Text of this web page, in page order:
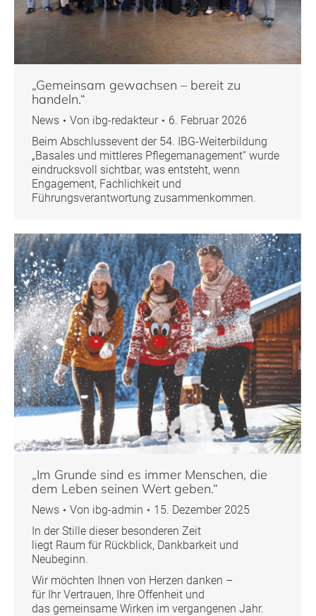
„Gemeinsam gewachsen – bereit zu
handeln.“
News Von ibg-redakteur
6. Februar 2026
Beim Abschlussevent der 54. IBG-Weiterbildung
„Basales und mittleres Pflegemanagement“ wurde
eindrucksvoll sichtbar, was entsteht, wenn
Engagement, Fachlichkeit und
Führungsverantwortung zusammenkommen.
„Im Grunde sind es immer Menschen, die
dem Leben seinen Wert geben.“
News Von ibg-admin
15. Dezember 2025
In der Stille dieser besonderen Zeit
liegt Raum für Rückblick, Dankbarkeit und
Neubeginn.
Wir möchten Ihnen von Herzen danken –
für Ihr Vertrauen, Ihre Offenheit und
das gemeinsame Wirken im vergangenen Jahr.